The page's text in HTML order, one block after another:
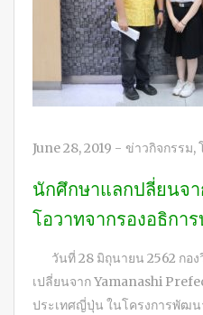
June 28, 2019 - ข่าวกิจกรรม,
นักศึกษาแลกปลี่ยนจ
โอวาทจากรองอธิกา
วันที่ 28 มิถุนายน 2562 กอ
เปลี่ยนจาก Yamanashi
ประเทศญี่ปุ่น ในโครงการพัฒน